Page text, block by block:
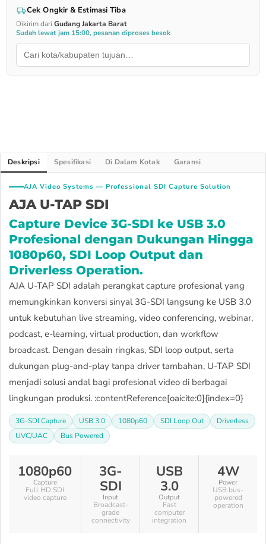
Cek Ongkir & Estimasi Tiba
Dikirim dari Gudang Jakarta Barat
Sudah lewat jam 15:00, pesanan diproses besok
Deskripsi Spesifikasi Di Dalam Kotak Garansi
AJA Video Systems — Professional SDI Capture Solution
AJA U-TAP SDI
Capture Device 3G-SDI ke USB 3.0
Profesional dengan Dukungan Hingga
1080p60, SDI Loop Output dan
Driverless Operation.
AJA U-TAP SDI adalah perangkat capture profesional yang
memungkinkan konversi sinyal 3G-SDI langsung ke USB 3.0
untuk kebutuhan live streaming, video conferencing, webinar,
podcast, e-learning, virtual production, dan workflow
broadcast. Dengan desain ringkas, SDI loop output, serta
dukungan plug-and-play tanpa driver tambahan, U-TAP SDI
menjadi solusi andal bagi profesional video di berbagai
lingkungan produksi. :contentReference[oaicite:0]{index=0}
3G-SDI Capture USB 3.0 1080p60 SDI Loop Out
Driverless
UVC/UAC
Bus Powered
1080p60
Capture
Full HD SDI
video capture
3G-
SDI
Input
Broadcast-
grade
connectivity
USB
3.0
Output
Fast
computer
integration
4W
Power
USB bus-
powered
operation